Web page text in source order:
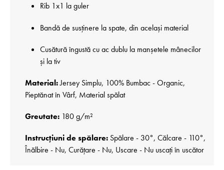
Rib 1x1 la guler
Bandă de susținere la spate, din același material
Cusătură îngustă cu ac dublu la manșetele mânecilor
și la tiv
Material:Jersey Simplu, 100% Bumbac - Organic,
Pieptănat în Vârf, Material spălat
Greutate: 180 g/m²
Instrucțiuni de spălare: Spălare - 30°, Călcare - 110°,
Înălbire - Nu, Curățare - Nu, Uscare - Nu uscați în uscător